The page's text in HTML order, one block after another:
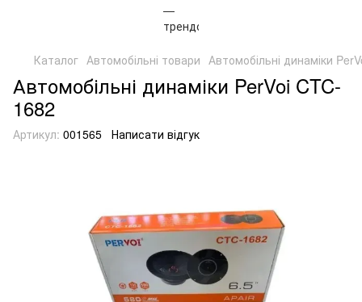
Каталог Автомобільні товари Автомобільні динаміки
Автомобільні динаміки PerVoi CTC-
1682
Артикул: 001565 Написати відгук